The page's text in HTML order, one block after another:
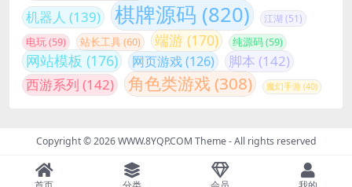
机器人 (139) 棋牌源码 (820) 江湖 (51)
电玩(59) 站长工具(60) 端游 (170) 纯源码(59)
网站模板 (176) 网页游戏(126) 脚本 (142)
西游系列 (142) 角色类游戏 (308) 魔幻手游 (40)
Copyright © 2026WWW.8YQP.COM Theme- All rights reserved